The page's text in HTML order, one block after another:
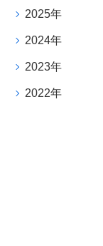
2025年
2024年
2023年
2022年